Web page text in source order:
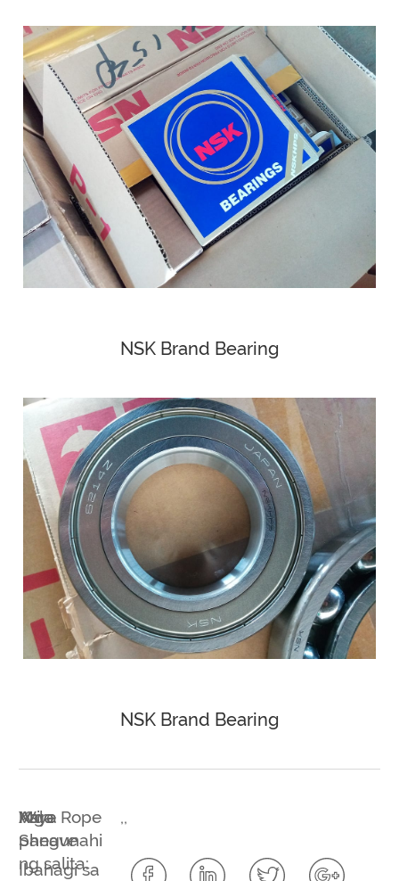
NSK Brand Bearing
NSK Brand Bearing
Mga
pangunahi
ng salita:
Asya ,
Kalo ,
Wire Rope
Sheave
Ibahagi sa